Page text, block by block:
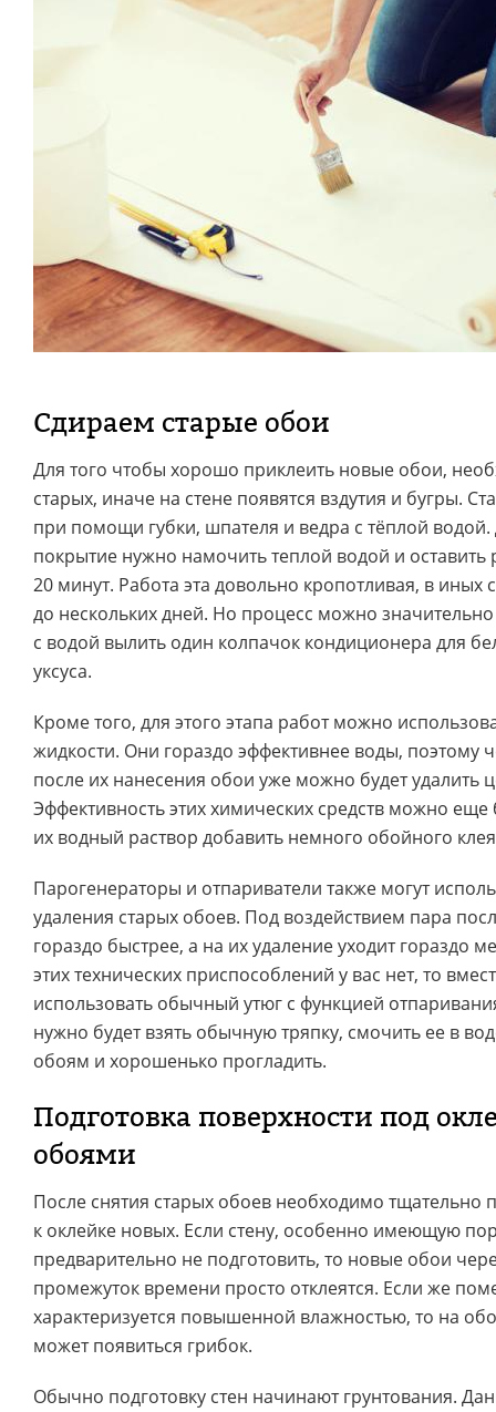
Сдираем старые обои
Для того чтобы хорошо приклеить новые обои,
старых, иначе на стене появятся вздутия и бугры.
при помощи губки, шпателя и ведра с тёплой водой.
покрытие нужно намочить теплой водой и оставить
20 минут. Работа эта довольно кропотливая, в иных
до нескольких дней. Но процесс можно значительно
с водой вылить один колпачок кондиционера для
уксуса.
Кроме того, для этого этапа работ можно
жидкости. Они гораздо эффективнее воды, поэтому
после их нанесения обои уже можно будет удалить
Эффективность этих химических средств можно еще
их водный раствор добавить немного обойного
Парогенераторы и отпариватели также могут
удаления старых обоев. Под воздействием пара
гораздо быстрее, а на их удаление уходит гораздо
этих технических приспособлений у вас нет, то
использовать обычный утюг с функцией
нужно будет взять обычную тряпку, смочить ее в
обоям и хорошенько прогладить.
Подготовка поверхности под
обоями
После снятия старых обоев необходимо тщательно
к оклейке новых. Если стену, особенно имеющую
предварительно не подготовить, то новые обои
промежуток времени просто отклеятся. Если же
характеризуется повышенной влажностью, то на
может появиться грибок.
Обычно подготовку стен начинают грунтования.